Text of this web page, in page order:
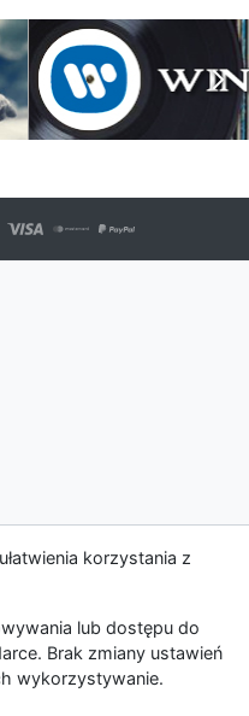
korzystania z
lub dostępu do
Brak zmiany ustawień
wykorzystywanie.